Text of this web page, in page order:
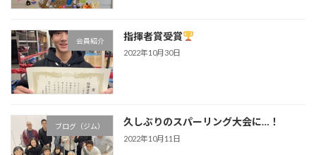
会員紹介 指揮者賞受賞
2022年10月30日
ブログ（ジム） 久しぶりのスパーリング大会に…！
2022年10月11日